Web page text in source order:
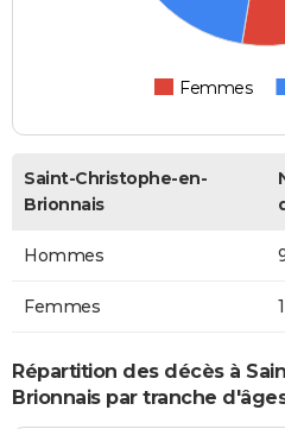
Femmes
Saint-Christophe-en-
Brionnais
Hommes
Femmes
Répartition des décès à
Brionnais par tranche